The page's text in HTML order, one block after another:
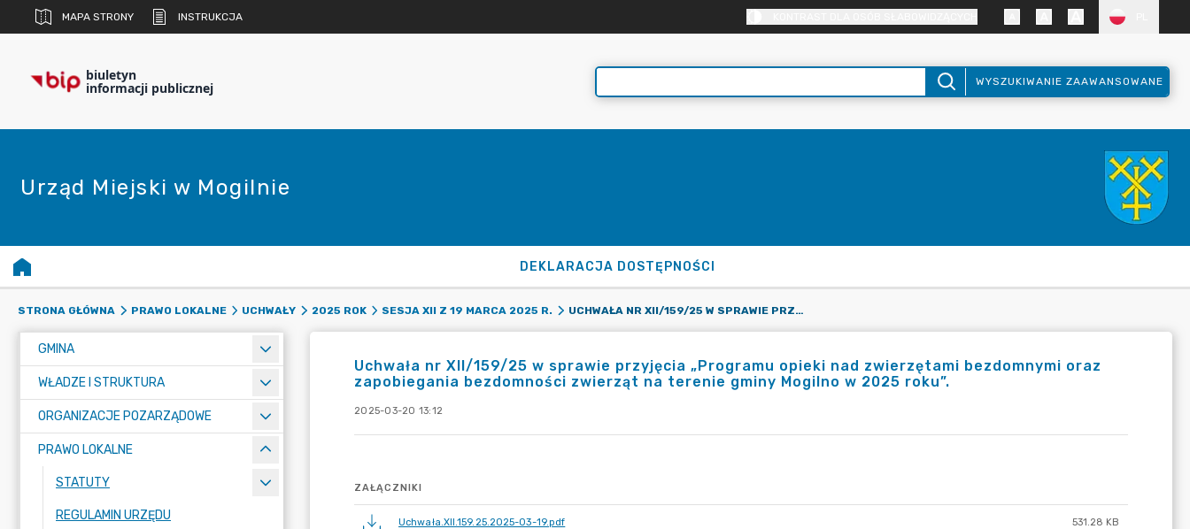
MAPA STRONY INSTRUKCJA
biuletyn
informacji publicznej WYSZUKIWANIE ZAAWANSOWANE
Urząd Miejski w Mogilnie
DEKLARACJA DOSTĘPNOŚCI
STRONA GŁÓWNA PRAWO LOKALNE UCHWAŁY 2025 ROK SESJA XII Z 19 MARCA 2025 R. UCHWAŁA NR XII/159/25 W SPRAWIE PRZYJĘCIA „PROGRAMU OPIEKI NAD ZWIERZĘTAMI BEZDOMNYMI ORAZ ZAPOBIEGANIA BEZDOMNOŚCI ZWIERZĄT NA TERENIE GMINY MOGILNO W 2025 ROKU”.
GMINA
WŁADZE I STRUKTURA
ORGANIZACJE POZARZĄDOWE
PRAWO LOKALNE
STATUTY
REGULAMIN URZĘDU
Uchwała nr XII/159/25 w sprawie przyjęcia „Programu opieki nad zwierzętami bezdomnymi oraz
zapobiegania bezdomności zwierząt na terenie gminy Mogilno w 2025 roku”.
2025-03-20 13:12
ZAŁĄCZNIKI
Uchwała.XII.159.25.2025-03-19.pdf 531.28 KB